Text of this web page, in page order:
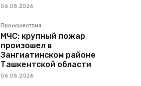
06.08.2026
Происшествия
МЧС: крупный пожар
произошел в
Зангиатинском районе
Ташкентской области
06.08.2026